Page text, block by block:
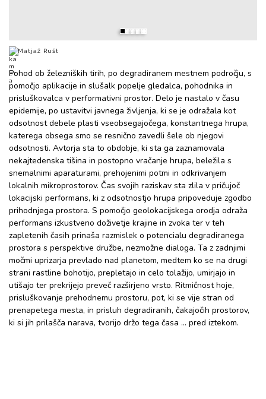
Matjaž Rušt
Pohod ob železniških tirih, po degradiranem mestnem področju, s
pomočjo aplikacije in slušalk popelje gledalca, pohodnika in
prisluškovalca v performativni prostor. Delo je nastalo v času
epidemije, po ustavitvi javnega življenja, ki se je odražala kot
odsotnost debele plasti vseobsegajočega, konstantnega hrupa,
katerega obsega smo se resnično zavedli šele ob njegovi
odsotnosti. Avtorja sta to obdobje, ki sta ga zaznamovala
nekajtedenska tišina in postopno vračanje hrupa, beležila s
snemalnimi aparaturami, prehojenimi potmi in odkrivanjem
lokalnih mikroprostorov. Čas svojih raziskav sta zlila v pričujoč
lokacijski performans, ki z odsotnostjo hrupa pripoveduje zgodbo
prihodnjega prostora. S pomočjo geolokacijskega orodja odraža
performans izkustveno doživetje krajine in zvoka ter v teh
zapletenih časih prinaša razmislek o potencialu degradiranega
prostora s perspektive družbe, nezmožne dialoga. Ta z zadnjimi
močmi uprizarja prevlado nad planetom, medtem ko se na drugi
strani rastline bohotijo, prepletajo in celo tolažijo, umirjajo in
utišajo ter prekrijejo preveč razširjeno vrsto. Ritmičnost hoje,
prisluškovanje prehodnemu prostoru, pot, ki se vije stran od
prenapetega mesta, in prisluh degradiranih, čakajočih prostorov,
ki si jih prilašča narava, tvorijo držo tega časa … pred iztekom.